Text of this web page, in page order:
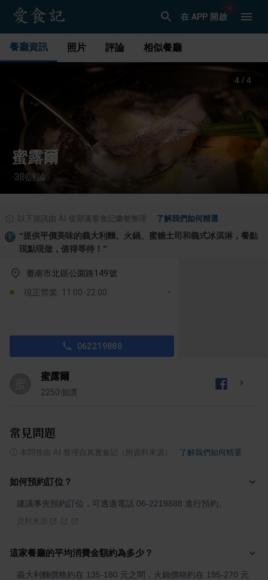
在 APP 開啟
餐廳資訊 照片 評論 相似餐廳
1 / 4
蜜露爾
·3則評論
以下資訊由 AI 從部落客食記彙整整理 了解我們如何精選
“提供平價美味的義大利麵、火鍋、蜜糖土司和義式冰淇淋，餐點
現點現做，值得等待！ ”
臺南市北區公園路149號
現正營業: 11:00-22:00
062219888
蜜露爾
2250個讚
常見問題
本問答由 AI 整理自真實食記（附資料來源） 了解我們如何精選
如何預約訂位？
建議事先預約訂位，可透過電話 06-2219888 進行預約。
這家餐廳的平均消費金額約為多少？
義大利麵價格約在 135-180 元之間，火鍋價格約在 195-270 元